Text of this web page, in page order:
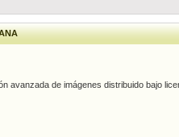
avanzada de imágenes distribuido bajo